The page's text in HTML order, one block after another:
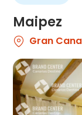
Maipez
Gran